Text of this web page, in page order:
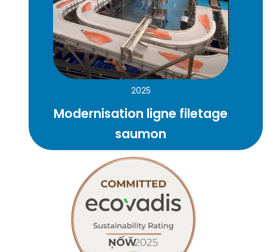
2025
Modernisation ligne filetage
saumon